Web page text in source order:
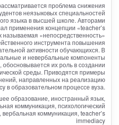
проблема снижения
неязыковых специальностей
языка в высшей школе. Авторами
применения концепции «teacher’s
называемая «непосредственность»
инструмента повышения
активности обучающихся. В
и невербальные компоненты
их роль в создании
среды. Приводятся примеры
направленных на реализацию
в образовательном процессе вуза.
образование, иностранный язык,
коммуникация, психологический
коммуникация, teacher’s
immediacy